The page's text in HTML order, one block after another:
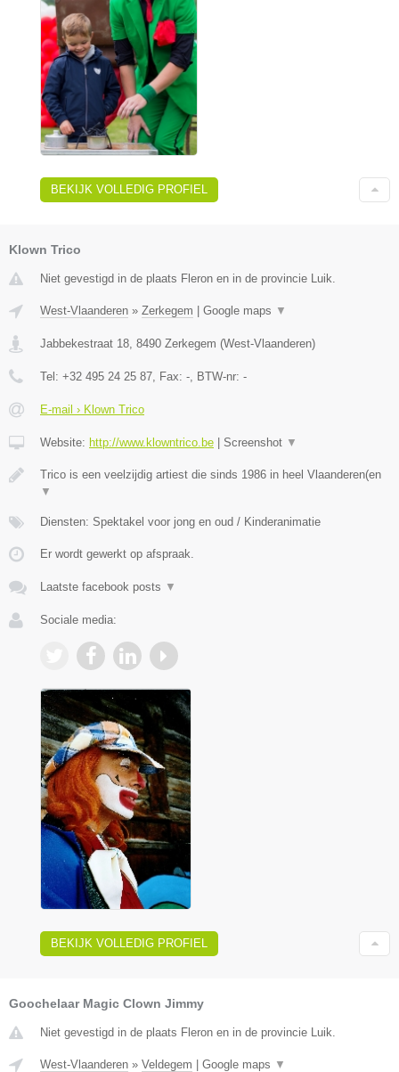
BEKIJK VOLLEDIG PROFIEL
Klown Trico
Niet gevestigd in de plaats Fleron en in de provincie Luik.
West-Vlaanderen » Zerkegem | Google maps ▼
Jabbekestraat 18 8490 Zerkegem (West-Vlaanderen)
Tel: +32 495 24 25 87 , Fax: - , BTW-nr: -
E-mail › Klown Trico
Website: http://www.klowntrico.be | Screenshot ▼
Trico is een veelzijdig artiest die sinds 1986 in heel Vlaanderen(en
▼
Diensten: Spektakel voor jong en oud / Kinderanimatie
Er wordt gewerkt op afspraak.
Laatste facebook posts ▼
Sociale media:
BEKIJK VOLLEDIG PROFIEL
Goochelaar Magic Clown Jimmy
Niet gevestigd in de plaats Fleron en in de provincie Luik.
West-Vlaanderen » Veldegem | Google maps ▼